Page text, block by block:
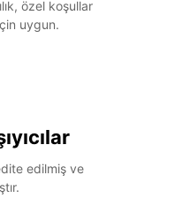
özel koşullar
uygun.
edilmiş ve